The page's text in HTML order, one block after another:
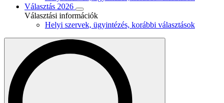
Választás 2026
Választási információk
Helyi szervek, ügyintézés, korábbi választások